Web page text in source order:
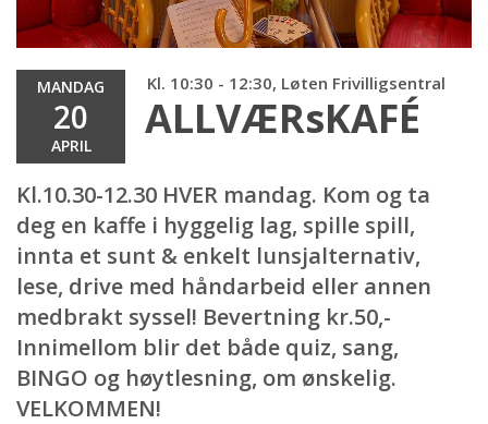
MANDAG
20
APRIL
Kl. 10:30 - 12:30, Løten Frivilligsentral
ALLVÆRsKAFÉ
Kl.10.30-12.30 HVER mandag. Kom og ta
deg en kaffe i hyggelig lag, spille spill,
innta et sunt & enkelt lunsjalternativ,
lese, drive med håndarbeid eller annen
medbrakt syssel! Bevertning kr.50,-
Innimellom blir det både quiz, sang,
BINGO og høytlesning, om ønskelig.
VELKOMMEN!